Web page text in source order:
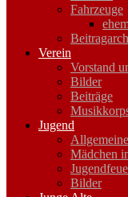
Fahrzeuge
Verein
Vorstand
Bilder
Beiträge
Jugend
Mädchen
Bilder